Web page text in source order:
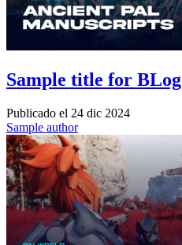
Sample title for BLog
Publicado el 24 dic 2024
Sample author